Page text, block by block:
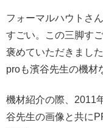
フォーマルハウトさ
すごい。この三脚す
褒めていただきまし
proも濱谷先生の機材
機材紹介の際、2011
谷先生の画像と共に